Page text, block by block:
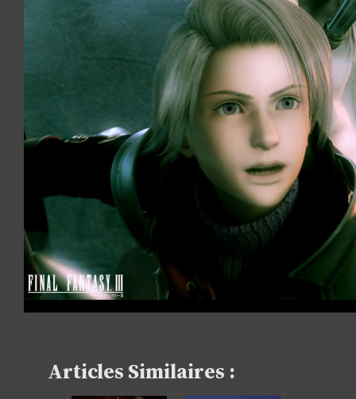
Articles Similaires :